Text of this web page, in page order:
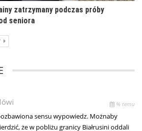
zatrzymany podczas próby
seniora
% temu
sensu wypowiedz. Możnaby
że w pobliżu granicy Białrusini oddali